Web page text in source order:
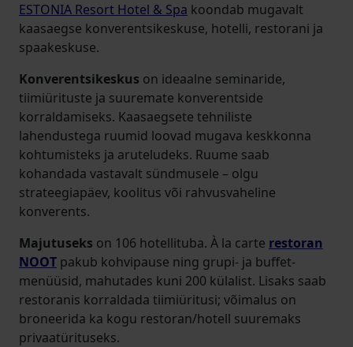
ESTONIA Resort Hotel & Spa koondab mugavalt
kaasaegse konverentsikeskuse, hotelli, restorani ja
spaakeskuse.
Konverentsikeskus on ideaalne seminaride,
tiimiürituste ja suuremate konverentside
korraldamiseks. Kaasaegsete tehniliste
lahendustega ruumid loovad mugava keskkonna
kohtumisteks ja aruteludeks. Ruume saab
kohandada vastavalt sündmusele – olgu
strateegiapäev, koolitus või rahvusvaheline
konverents.
Majutuseks on 106 hotellituba. À la carte restoran
NOOT pakub kohvipause ning grupi- ja buffet-
menüüsid, mahutades kuni 200 külalist. Lisaks saab
restoranis korraldada tiimiüritusi; võimalus on
broneerida ka kogu restoran/hotell suuremaks
privaatürituseks.